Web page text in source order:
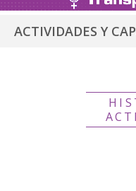
MATERIAL DE
ACTIVIDADES Y
ACTIVIDADES Y